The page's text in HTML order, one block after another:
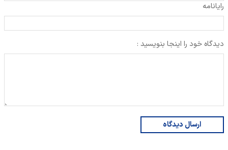
رایانامه
دیدگاه خود را اینجا بنویسید :
ارسال دیدگاه